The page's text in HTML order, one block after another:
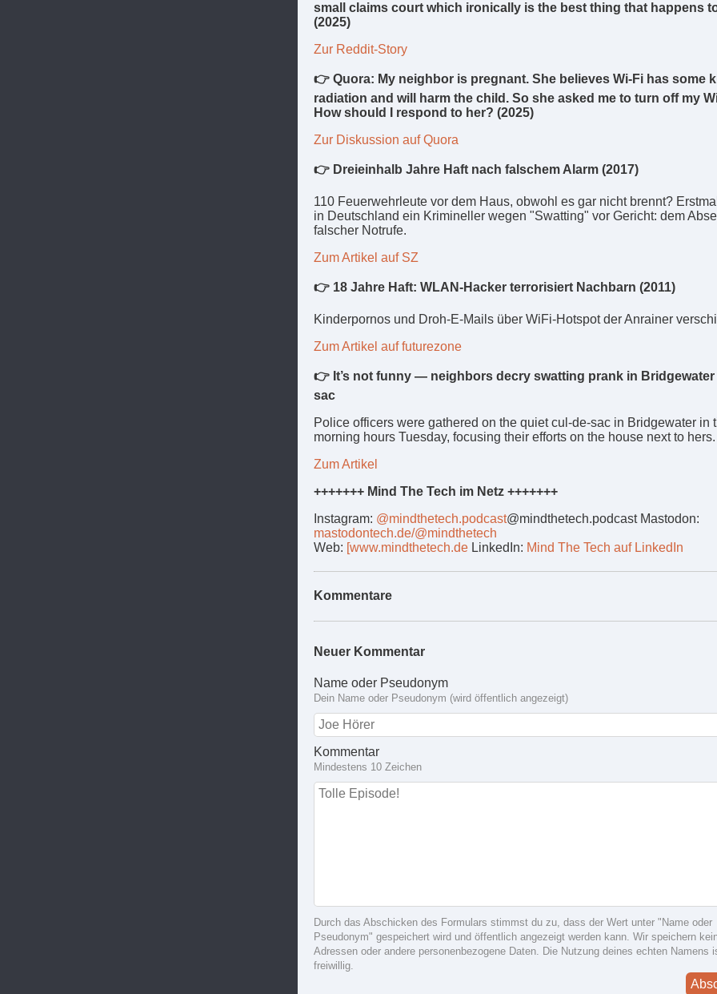
small claims court which ironically is the best thing that happens
(2025)
Zur Reddit-Story
👉 Quora: My neighbor is pregnant. She believes Wi-Fi has some
radiation and will harm the child. So she asked me to turn off my
How should I respond to her? (2025)
Zur Diskussion auf Quora
👉 Dreieinhalb Jahre Haft nach falschem Alarm (2017)
110 Feuerwehrleute vor dem Haus, obwohl es gar nicht brennt?
in Deutschland ein Krimineller wegen "Swatting" vor Gericht: dem
falscher Notrufe.
Zum Artikel auf SZ
👉 18 Jahre Haft: WLAN-Hacker terrorisiert Nachbarn (2011)
Kinderpornos und Droh-E-Mails über WiFi-Hotspot der Anrainer
Zum Artikel auf futurezone
👉 It’s not funny — neighbors decry swatting prank in Bridgewater
sac
Police officers were gathered on the quiet cul-de-sac in Bridgewater in
morning hours Tuesday, focusing their efforts on the house next to hers.
Zum Artikel
+++++++ Mind The Tech im Netz +++++++
Instagram: @mindthetech.podcast@mindthetech.podcastMastodon:
mastodontech.de/@mindthetech
Web: [www.mindthetech.de LinkedIn: Mind The Tech auf LinkedIn
Kommentare
Neuer Kommentar
Name oder Pseudonym
Dein Name oder Pseudonym (wird öffentlich angezeigt)
Kommentar
Mindestens 10 Zeichen
Durch das Abschicken des Formulars stimmst du zu, dass der Wert unter "Name oder
Pseudonym" gespeichert wird und öffentlich angezeigt werden kann. Wir speichern
Adressen oder andere personenbezogene Daten. Die Nutzung deines echten Namens
freiwillig.